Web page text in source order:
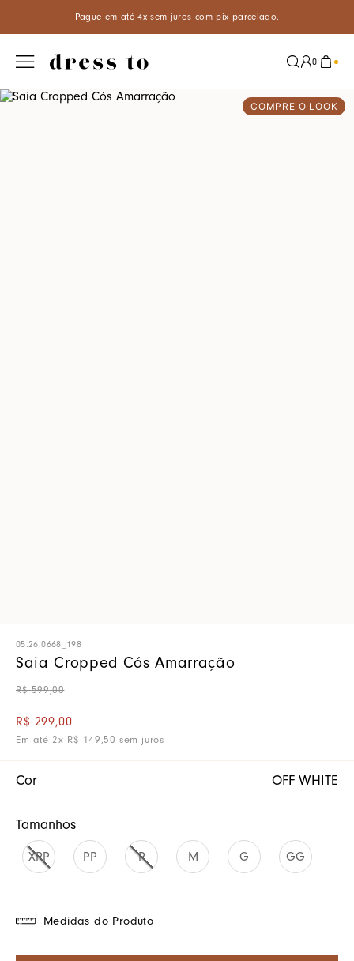
com pix parcelado. Clique aqui para
0
COMPRE O LOOK
05.26.0668_198
Saia Cropped Cós Amarração
R$ 599,00
R$ 299,00
Em até 2x R$ 149 ,50 sem juros
Cor OFF WHITE
Tamanhos
XPP PP P M G GG
Medidas do Produto